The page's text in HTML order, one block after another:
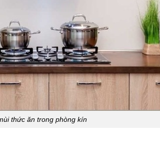
thức ăn trong phòng kín